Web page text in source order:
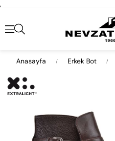
,
Anasayfa Erkek Bot